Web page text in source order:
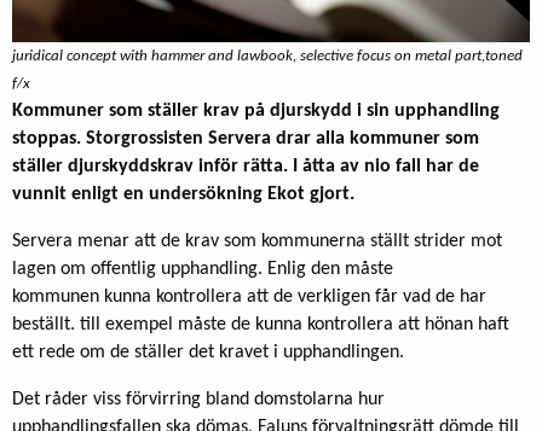
juridical concept with hammer and lawbook, selective focus on metal part,toned
f/x
Kommuner som ställer krav på djurskydd i sin upphandling
stoppas. Storgrossisten Servera drar alla kommuner som
ställer djurskyddskrav inför rätta. I åtta av nio fall har de
vunnit enligt en undersökning Ekot gjort.
Servera menar att de krav som kommunerna ställt strider mot
lagen om offentlig upphandling. Enlig den måste
kommunen kunna kontrollera att de verkligen får vad de har
beställt. till exempel måste de kunna kontrollera att hönan haft
ett rede om de ställer det kravet i upphandlingen.
Det råder viss förvirring bland domstolarna hur
upphandlingsfallen ska dömas. Faluns förvaltningsrätt dömde till